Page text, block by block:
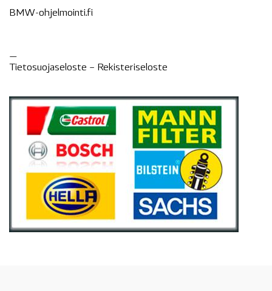
BMW-ohjelmointi.fi
—
Tietosuojaseloste – Rekisteriseloste